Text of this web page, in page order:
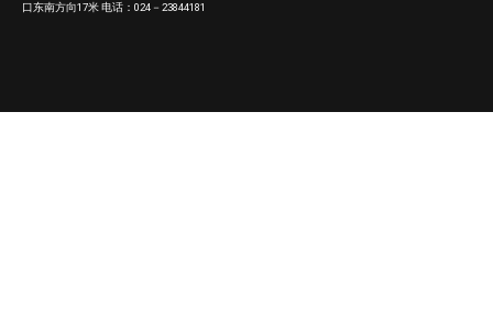
口东南方向17米 电话：024－23844181